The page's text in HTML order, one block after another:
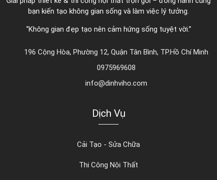
bạn kiến tạo không gian sống và làm việc lý tưởng.
“Không gian đẹp tạo nên cảm hứng sống tuyệt vời.”
196 Cộng Hòa, Phường 12, Quận Tân Bình, TP.Hồ Chí Minh
0975969608
info@dinhviho.com
Dịch Vụ
Cải Tạo - Sửa Chữa
Thi Công Nội Thất